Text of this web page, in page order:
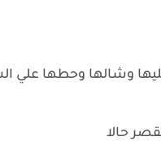
وشالها وحطها علي
حالا